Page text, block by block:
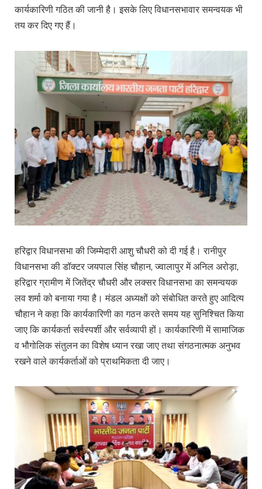
कार्यकारिणी गठित की जानी है। इसके लिए विधानसभावार समन्वयक भी
तय कर दिए गए हैं।
हरिद्वार विधानसभा की जिम्मेदारी आशु चौधरी को दी गई है। रानीपुर
विधानसभा की डॉक्टर जयपाल सिंह चौहान, ज्वालापुर में अनिल अरोड़ा,
हरिद्वार ग्रामीण में जितेंद्र चौधरी और लक्सर विधानसभा का समन्वयक
लव शर्मा को बनाया गया है। मंडल अध्यक्षों को संबोधित करते हुए आदित्य
चौहान ने कहा कि कार्यकारिणी का गठन करते समय यह सुनिश्चित किया
जाए कि कार्यकर्ता सर्वस्पर्शी और सर्वव्यापी हों। कार्यकारिणी में सामाजिक
व भौगोलिक संतुलन का विशेष ध्यान रखा जाए तथा संगठनात्मक अनुभव
रखने वाले कार्यकर्ताओं को प्राथमिकता दी जाए।